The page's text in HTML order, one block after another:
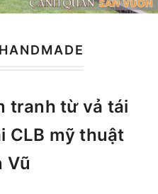
tranh từ vả tái
CLB mỹ thuật
Vũ